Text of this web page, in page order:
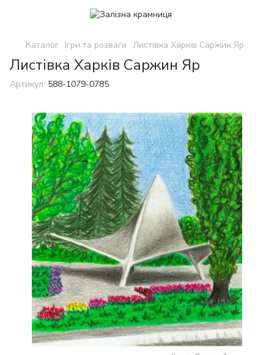
Каталог Ігри та розваги Листівка Харків Саржин Яр
Листівка Харків Саржин Яр
Артикул: 588-1079-0785